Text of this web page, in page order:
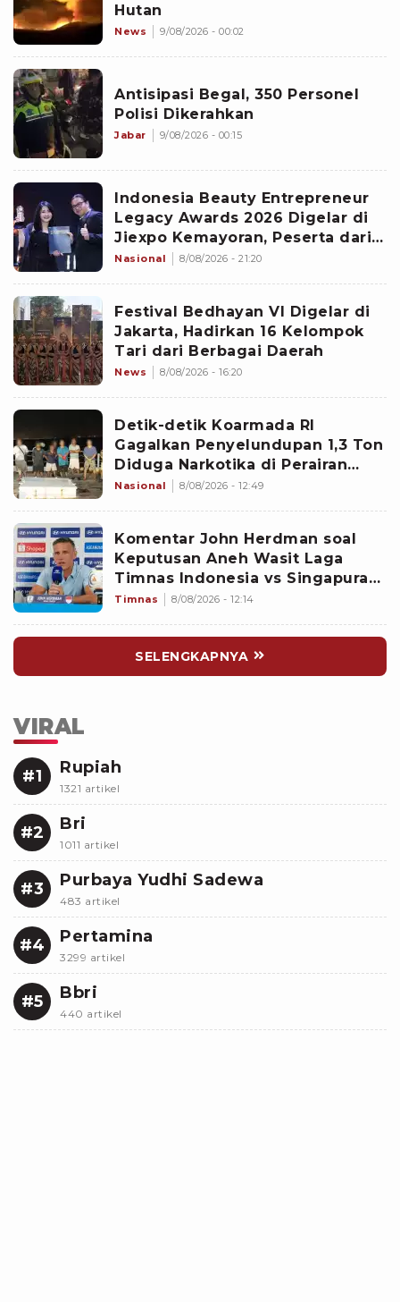
Hutan
News 9/08/2026 - 00:02
Antisipasi Begal, 350 Personel
Polisi Dikerahkan
Jabar 9/08/2026 - 00:15
Indonesia Beauty Entrepreneur
Legacy Awards 2026 Digelar di
Jiexpo Kemayoran, Peserta dari
4 Negara Adu Karya PMU
Nasional 8/08/2026 - 21:20
Festival Bedhayan VI Digelar di
Jakarta, Hadirkan 16 Kelompok
Tari dari Berbagai Daerah
News 8/08/2026 - 16:20
Detik-detik Koarmada RI
Gagalkan Penyelundupan 1,3 Ton
Diduga Narkotika di Perairan
Bintan
Nasional 8/08/2026 - 12:49
Komentar John Herdman soal
Keputusan Aneh Wasit Laga
Timnas Indonesia vs Singapura
di Piala AFF 2026: Percuma
Timnas 8/08/2026 - 12:14
SELENGKAPNYA
VIRAL
#1 Rupiah
1321 artikel
#2 Bri
1011 artikel
#3 Purbaya Yudhi Sadewa
483 artikel
#4 Pertamina
3299 artikel
#5 Bbri
440 artikel